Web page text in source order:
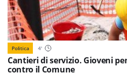
Politica 4'
Cantieri di servizio. Gioveni
contro il Comune